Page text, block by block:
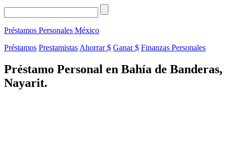
Préstamos Personales México
Préstamos Prestamistas Ahorrar $ Ganar $ Finanzas Personales
Préstamo Personal en Bahía de Banderas,
Nayarit.